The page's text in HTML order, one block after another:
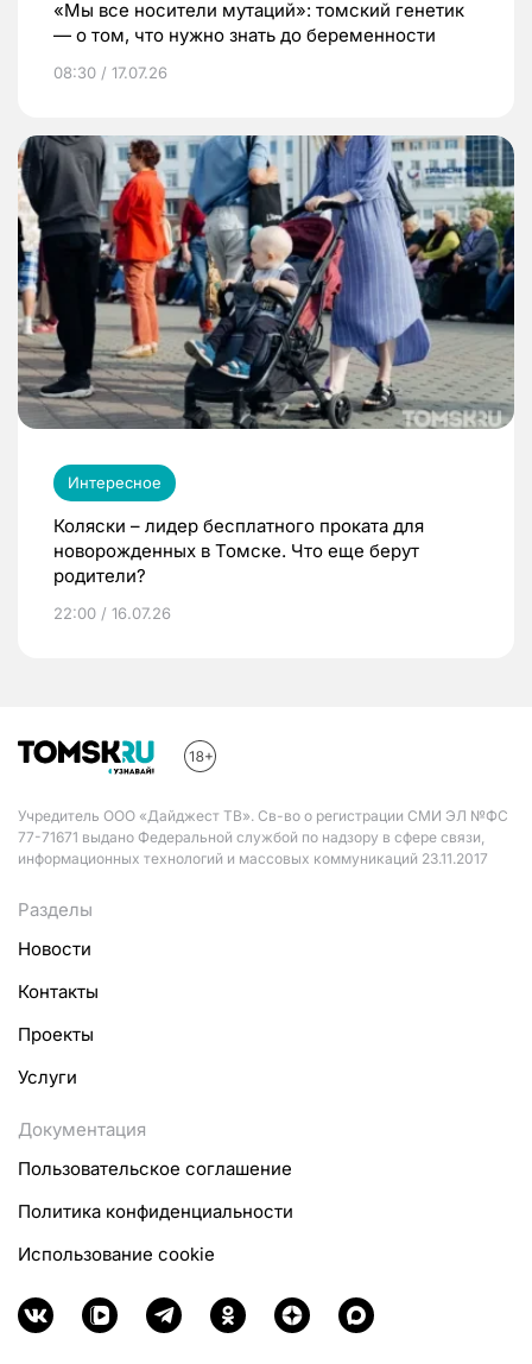
«Мы все носители мутаций»: томский генетик
— о том, что нужно знать до беременности
08:30 / 17.07.26
Интересное
Коляски – лидер бесплатного проката для
новорожденных в Томске. Что еще берут
родители?
22:00 / 16.07.26
Учредитель ООО «Дайджест ТВ». Св-во о регистрации СМИ ЭЛ №ФС
77-71671 выдано Федеральной службой по надзору в сфере связи,
информационных технологий и массовых коммуникаций 23.11.2017
Разделы
Новости
Контакты
Проекты
Услуги
Документация
Пользовательское соглашение
Политика конфиденциальности
Использование cookie